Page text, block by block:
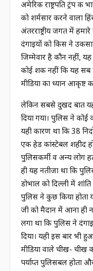
अमेरिकी राष्ट्रपति ट्रंप की
को शर्मसार करने वाला
अंतरराष्ट्रीय जगत में
दंगाइयों को किस ने
जिम्मेवार है कौन नहीं,
कोई शक नहीं कि यह सब
मीडिया का ध्यान आकृष्ट
लेकिन सबसे दुखद बात यह
दिया गया। पुलिस ने कोई
यही कारण था कि 38
एक हेड कांस्टेबल शहीद
पुलिसकर्मी व अन्य लोग
ही यह नतीजा था कि
डोभाल को दिल्ली में
पुलिस ने कुछ किया होता
जी को मैदान में आना ही
लगा था कि पुलिस ने
दिया। यही इस बार भी
मीडिया वाले चीख- चीख
पर्याप्त पुलिसबल होता